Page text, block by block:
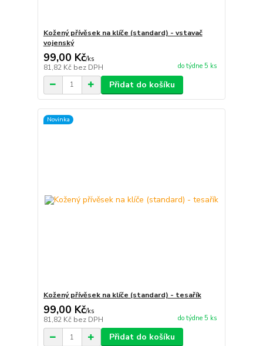
Kožený přívěsek na klíče (standard) - vstavač
vojenský
99,00 Kč/ks
81,82 Kč bez DPH do týdne 5 ks
Přidat do košíku
Novinka
Kožený přívěsek na klíče (standard) - tesařík
99,00 Kč/ks
81,82 Kč bez DPH do týdne 5 ks
Přidat do košíku